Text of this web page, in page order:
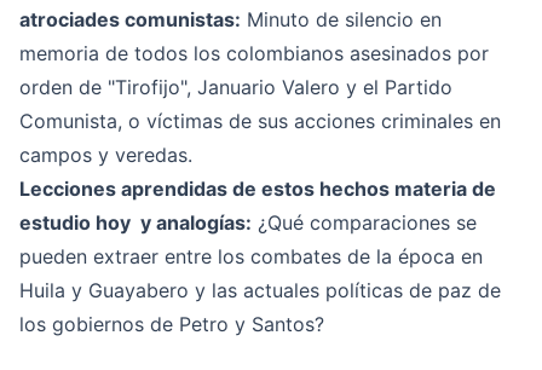
atrociades comunistas: Minuto de silencio en
memoria de todos los colombianos asesinados por
orden de "Tirofijo", Januario Valero y el Partido
Comunista, o víctimas de sus acciones criminales en
campos y veredas.
Lecciones aprendidas de estos hechos materia de
estudio hoy y analogías: ¿Qué comparaciones se
pueden extraer entre los combates de la época en
Huila y Guayabero y las actuales políticas de paz de
los gobiernos de Petro y Santos?